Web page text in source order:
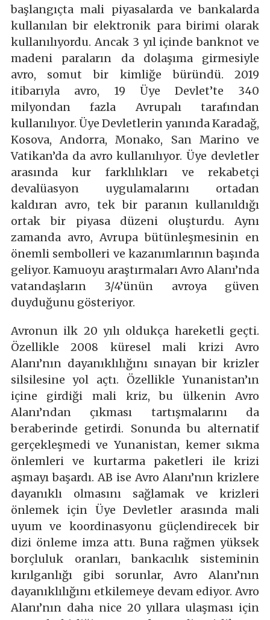
başlangıçta mali piyasalarda ve bankalarda
kullanılan bir elektronik para birimi olarak
kullanılıyordu. Ancak 3 yıl içinde banknot ve
madeni paraların da dolaşıma girmesiyle
avro, somut bir kimliğe büründü. 2019
itibarıyla avro, 19 Üye Devlet’te 340
milyondan fazla Avrupalı tarafından
kullanılıyor. Üye Devletlerin yanında Karadağ,
Kosova, Andorra, Monako, San Marino ve
Vatikan’da da avro kullanılıyor. Üye devletler
arasında kur farklılıkları ve rekabetçi
devalüasyon uygulamalarını ortadan
kaldıran avro, tek bir paranın kullanıldığı
ortak bir piyasa düzeni oluşturdu. Aynı
zamanda avro, Avrupa bütünleşmesinin en
önemli sembolleri ve kazanımlarının başında
geliyor. Kamuoyu araştırmaları Avro Alanı’nda
vatandaşların 3/4’ünün avroya güven
duyduğunu gösteriyor.
Avronun ilk 20 yılı oldukça hareketli geçti.
Özellikle 2008 küresel mali krizi Avro
Alanı’nın dayanıklılığını sınayan bir krizler
silsilesine yol açtı. Özellikle Yunanistan’ın
içine girdiği mali kriz, bu ülkenin Avro
Alanı’ndan çıkması tartışmalarını da
beraberinde getirdi. Sonunda bu alternatif
gerçekleşmedi ve Yunanistan, kemer sıkma
önlemleri ve kurtarma paketleri ile krizi
aşmayı başardı. AB ise Avro Alanı’nın krizlere
dayanıklı olmasını sağlamak ve krizleri
önlemek için Üye Devletler arasında mali
uyum ve koordinasyonu güçlendirecek bir
dizi önleme imza attı. Buna rağmen yüksek
borçluluk oranları, bankacılık sisteminin
kırılganlığı gibi sorunlar, Avro Alanı’nın
dayanıklılığını etkilemeye devam ediyor. Avro
Alanı’nın daha nice 20 yıllara ulaşması için